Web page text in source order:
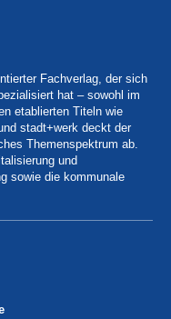
Fachverlag, der sich
hat – sowohl im
etablierten Titeln wie
stadt+werk deckt der
Themenspektrum ab.
und
sowie die kommunale